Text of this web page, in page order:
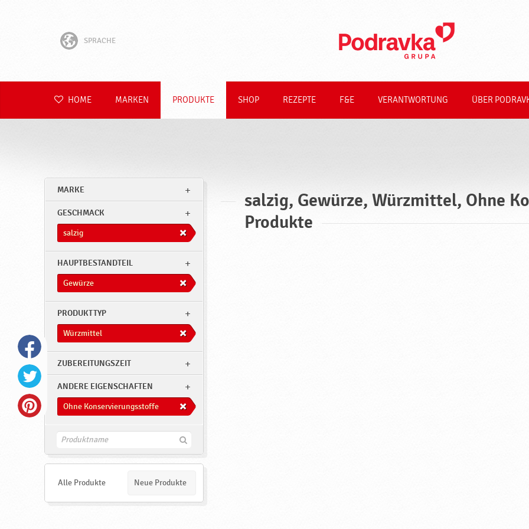
SPRACHE
Hrvatski
Polski
Română
HOME MARKEN PRODUKTE SHOP REZEPTE F&E VERANTWORTUNG ÜBER
MARKE
GESCHMACK
salzig
HAUPTBESTANDTEIL
Gewürze
PRODUKTTYP
Würzmittel
ZUBEREITUNGSZEIT
ANDERE EIGENSCHAFTEN
Ohne Konservierungsstoffe
F
e
Alle Produkte Neue Produkte
salzig, Gewürze, Würzmittel, Ohne
Produkte